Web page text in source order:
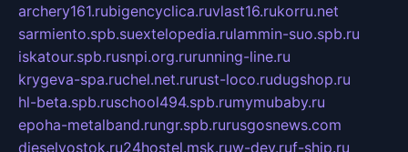
archery161.rubigencyclica.ruvlast16.rukorru.net
sarmiento.spb.suextelopedia.rulammin-suo.spb.ru
iskatour.spb.rusnpi.org.rurunning-line.ru
krygeva-spa.ruchel.net.rurust-loco.rudugshop.ru
hl-beta.spb.ruschool494.spb.rumymubaby.ru
epoha-metalband.rungr.spb.rurusgosnews.com
dieselvostok.ru24hostel.msk.ruw-dev.ruf-ship.ru